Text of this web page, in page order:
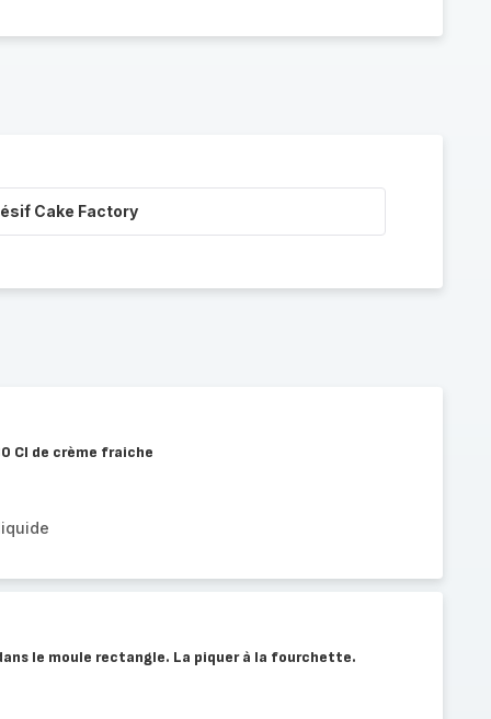
Cake Factory
Cl de crème fraiche
le moule rectangle. La piquer à la fourchette.